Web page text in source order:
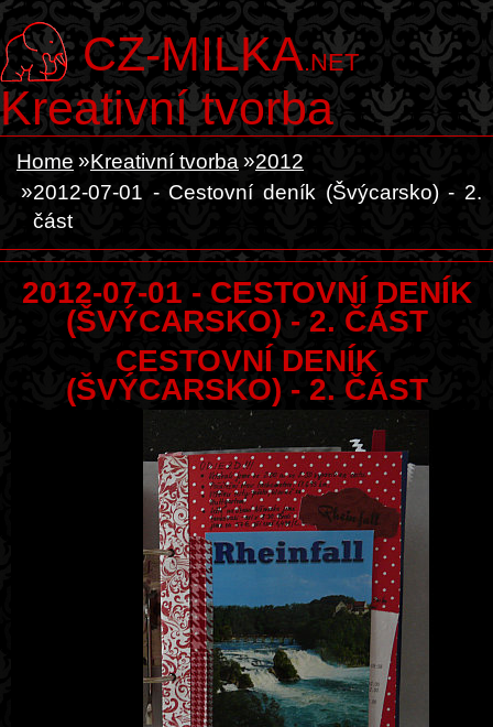
CZ-MILKA.NET
Kreativní tvorba
Home Kreativní tvorba
2012
2012-07-01 - Cestovní deník (Švýcarsko) - 2.
část
2012-07-01 - CESTOVNÍ DENÍK
(ŠVÝCARSKO) - 2. ČÁST
CESTOVNÍ DENÍK
(ŠVÝCARSKO) - 2. ČÁST